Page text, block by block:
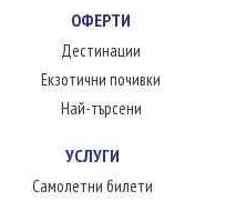
ОФЕРТИ
Дестинации
Екзотични почивки
Най-търсени
УСЛУГИ
Самолетни билети